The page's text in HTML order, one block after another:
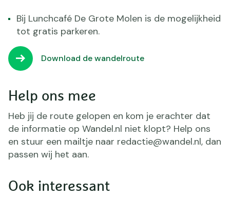
Bij Lunchcafé De Grote Molen is de mogelijkheid
tot gratis parkeren.
Download de wandelroute
Help ons mee
Heb jij de route gelopen en kom je erachter dat
de informatie op Wandel.nl niet klopt? Help ons
en stuur een mailtje naar redactie@wandel.nl, dan
passen wij het aan.
Ook interessant